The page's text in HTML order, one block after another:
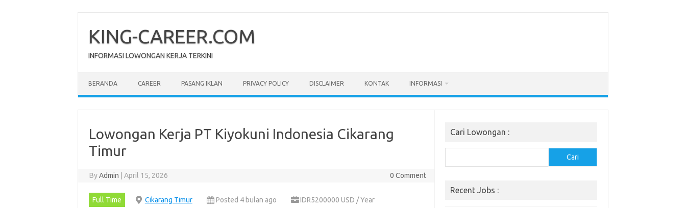
content
KING-CAREER.COM
INFORMASI LOWONGAN KERJA TERKINI
BERANDA CAREER PASANG IKLAN PRIVACY POLICY DISCLAIMER KONTAK INFORMASI
Lowongan Kerja PT Kiyokuni Indonesia Cikarang
Timur
ByAdmin April 15, 2026 0 Comment
Full Time Cikarang Timur Posted 4 bulan ago
IDR5200000 USD / Year
Cari Lowongan :
Cari
Recent Jobs :